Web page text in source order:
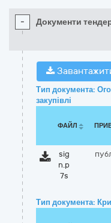
- Документи
Тип документа:
закупівлі
ФАЙЛ
sig
n.p
7s
Тип документа: